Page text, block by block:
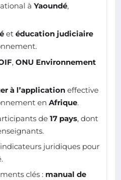
à Yaoundé,
et éducation judiciaire
, ONU Environnement
à l’application effective
en Afrique.
de 17 pays, dont
juridiques pour
clés : manual de